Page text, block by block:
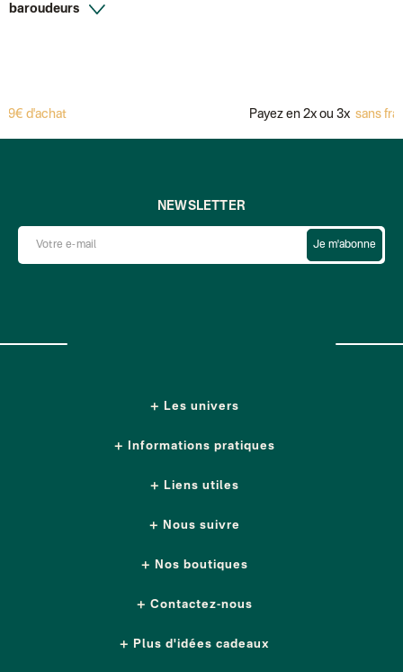
baroudeurs
Payez en 2x ou 3x sans frais avec
Les univers
Informations pratiques
Liens utiles
NEWSLETTER
Je m'abonne
Nous suivre
Nos boutiques
Contactez-nous
Plus d'idées cadeaux